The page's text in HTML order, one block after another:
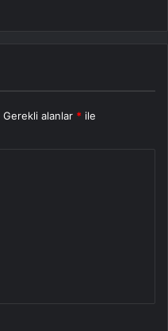
Gerekli alanlar * ile